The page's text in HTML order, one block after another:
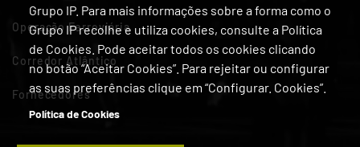
Grupo IP. Para mais informações sobre a forma como o
Grupo IP recolhe e utiliza cookies, consulte a Política
de Cookies. Pode aceitar todos os cookies clicando
no botão “Aceitar Cookies”. Para rejeitar ou configurar
as suas preferências clique em “Configurar. Cookies”.
Política de Cookies
Operação Ferroviária
Corredor Atlântico
Fornecedores